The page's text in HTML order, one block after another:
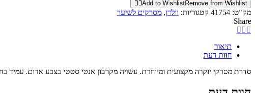
Add to WishlistRemove from Wishlist
מק"ט: 41754 קטגוריות: וולדן, מסרקים לשיער
Share
תיאור
חוות דעת
סדרת מסרקי יוקרה מקצועית ומיוחדת. עשויה מקרבון אנטי סטטי בצבע אדום. עמיד